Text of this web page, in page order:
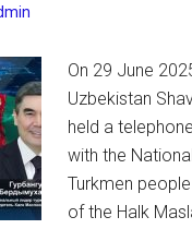
On 29 June
Uzbekistan
held a
with the
Turkmen
of the Halk